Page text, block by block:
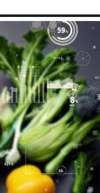
Environmental Social Governance